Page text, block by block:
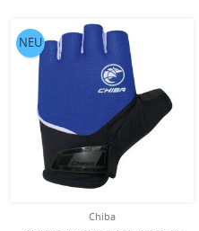
Chiba
NEU